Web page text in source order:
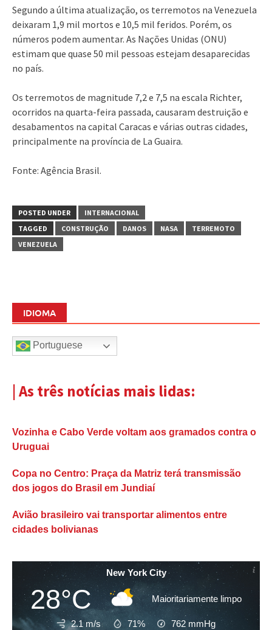
Segundo a última atualização, os terremotos na Venezuela
deixaram 1,9 mil mortos e 10,5 mil feridos. Porém, os
números podem aumentar. As Nações Unidas (ONU)
estimam que quase 50 mil pessoas estejam desaparecidas
no país.
Os terremotos de magnitude 7,2 e 7,5 na escala Richter,
ocorridos na quarta-feira passada, causaram destruição e
desabamentos na capital Caracas e várias outras cidades,
principalmente na província de La Guaira.
Fonte: Agência Brasil.
POSTED UNDER
INTERNACIONAL
TAGGED
CONSTRUÇÃO DANOS NASA
TERREMOTO
VENEZUELA
IDIOMA
Portuguese
| As três notícias mais lidas:
Vozinha e Cabo Verde voltam aos gramados contra o
Uruguai
Copa no Centro: Praça da Matriz terá transmissão
dos jogos do Brasil em Jundiaí
Avião brasileiro vai transportar alimentos entre
cidades bolivianas
New York City
28°C Maioritariamente limpo
2.1 m/s 71% 762 mmHg